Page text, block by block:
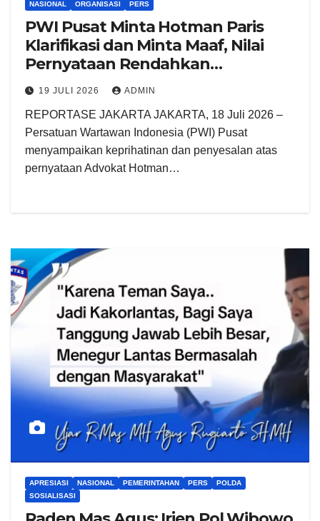
NASIONAL ORGANISASI PERS
PWI Pusat Minta Hotman Paris
Klarifikasi dan Minta Maaf, Nilai
Pernyataan Rendahkan
Wartawan
19 JULI 2026 ADMIN
REPORTASE JAKARTA JAKARTA, 18 Juli 2026 –
Persatuan Wartawan Indonesia (PWI) Pusat
menyampaikan keprihatinan dan penyesalan atas
pernyataan Advokat Hotman…
APRESIASI NASIONAL PEMERINTAHAN PERS
POLDA
SOSIALISASI